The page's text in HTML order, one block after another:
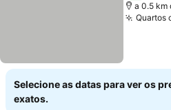
a 0.5 km
Quartos
Selecione as datas para ver os
exatos.